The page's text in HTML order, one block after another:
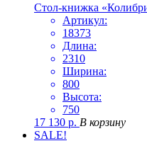
Стол-книжка
Артикул:
18373
Длина:
2310
Ширина:
800
Высота:
750
17 130 р. В корзину
SALE!